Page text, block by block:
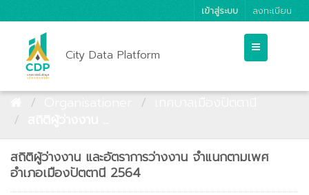
เข้าสู่ระบบ ลงทะเบียน
City Data Platform
สถิติผู้ว่างงาน และอัตราการว่างงาน จำแนกตามเพศ
อำเภอเมืองปัตตานี 2564